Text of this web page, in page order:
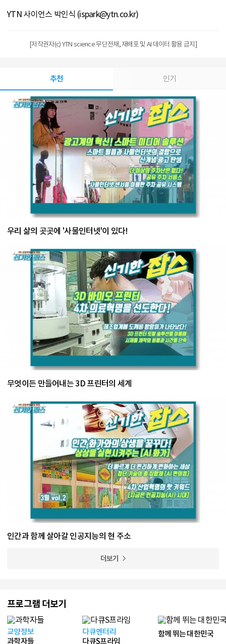
YTN 사이언스 박인식 (ispark@ytn.co.kr)
[저작권자(c) YTN science 무단전재, 재배포 및 AI 데이터 활용 금지]
추천 인기
우리 삶의 곳곳에 '사물인터넷'이 있다!
무엇이든 만들어내는 3D 프린터의 세계
인간과 함께 살아갈 인공지능의 현 주소
더보기
프로그램 더보기
교양정보
과학자들
다큐멘터리
다큐S프라임
함께 뛰는 대한민국